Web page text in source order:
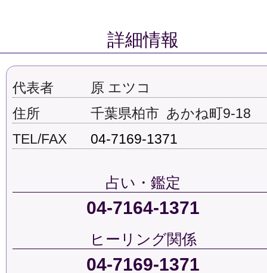
詳細情報
代表者
原 エツコ
住所
千葉県柏市 あかね町9-18
TEL/FAX
04-7169-1371
占い・鑑定
04-7164-1371
ヒーリング関係
04-7169-1371